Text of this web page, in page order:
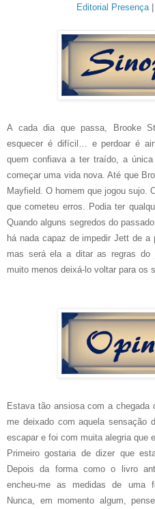
Editorial Presença
A cada dia que passa, Brooke
esquecer é difícil… e perdoar é
quem confiava a ter traído, a
começar uma vida nova. Até que
Mayfield. O homem que jogou sujo.
que cometeu erros. Podia ter
Quando alguns segredos do
há nada capaz de impedir Jett de a
mas será ela a ditar as regras do
muito menos deixá-lo voltar para os
Estava tão ansiosa com a
me deixado com aquela sensação
escapar e foi com muita alegria que
Primeiro gostaria de dizer que
Depois da forma como o livro
encheu-me as medidas de uma
Nunca, em momento algum,